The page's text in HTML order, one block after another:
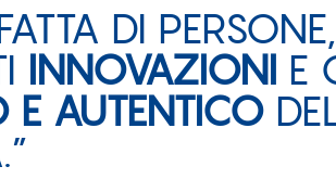
DI
INNOVAZIONI E
E AUTENTICO